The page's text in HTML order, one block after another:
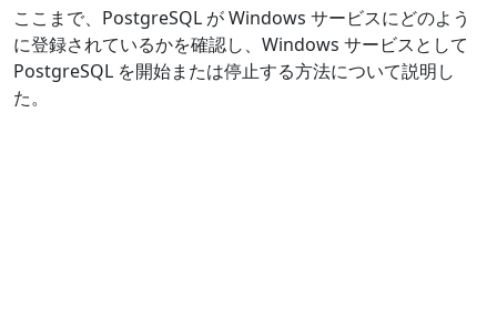
ここまで、PostgreSQL が Windows サービスにどのよう
に登録されているかを確認し、Windows サービスとして
PostgreSQL を開始または停止する方法について説明し
た。